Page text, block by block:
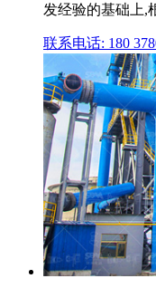
发经验的基础上,
联系电话: 180